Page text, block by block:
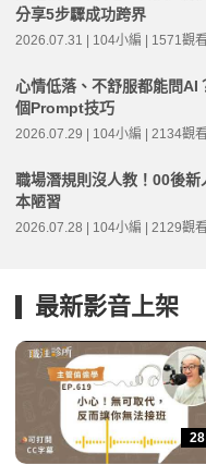
分享5步驟成功跨界
2026.07.31 | 104小編 | 1571觀
心情低落、不舒服都能問AI
個Prompt技巧
2026.07.29 | 104小編 | 2134觀
職場潛規則沒人教！00後
本陋習
2026.07.28 | 104小編 | 2129觀
最新影音上架